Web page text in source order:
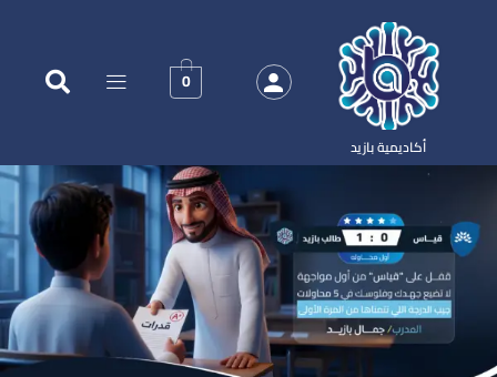
أكاديمية بازيد
0